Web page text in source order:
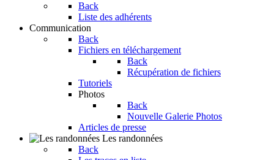
Back
Liste des adhérents
Communication
Back
Fichiers en téléchargement
Back
Récupération de fichiers
Tutoriels
Photos
Back
Nouvelle Galerie Photos
Articles de presse
Les randonnées
Back